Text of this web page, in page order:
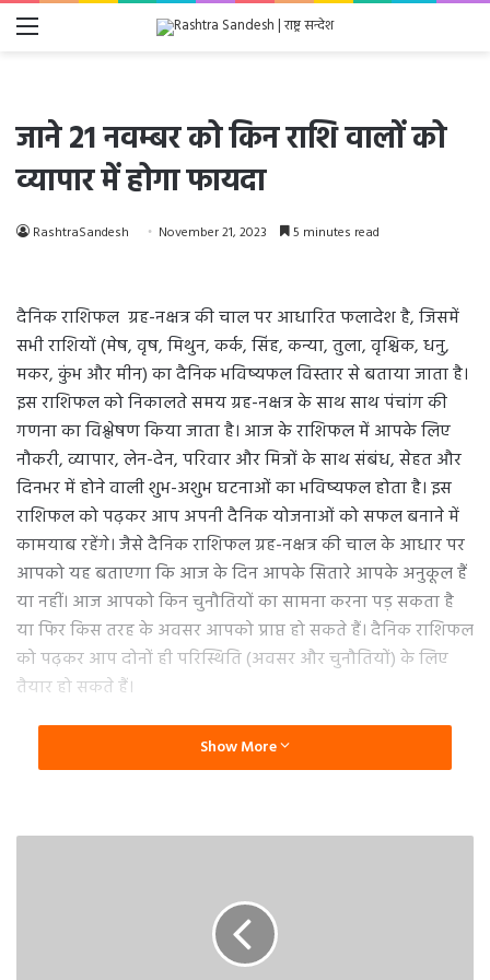
Menu
जाने 21 नवम्बर को किन राशि वालों को
व्यापार में होगा फायदा
RashtraSandesh November 21, 2023 5 minutes read
दैनिक राशिफल ग्रह-नक्षत्र की चाल पर आधारित फलादेश है, जिसमें
सभी राशियों (मेष, वृष, मिथुन, कर्क, सिंह, कन्या, तुला, वृश्चिक, धनु,
मकर, कुंभ और मीन) का दैनिक भविष्यफल विस्तार से बताया जाता है।
इस राशिफल को निकालते समय ग्रह-नक्षत्र के साथ साथ पंचांग की
गणना का विश्लेषण किया जाता है। आज के राशिफल में आपके लिए
नौकरी, व्यापार, लेन-देन, परिवार और मित्रों के साथ संबंध, सेहत और
दिनभर में होने वाली शुभ-अशुभ घटनाओं का भविष्यफल होता है। इस
राशिफल को पढ़कर आप अपनी दैनिक योजनाओं को सफल बनाने में
कामयाब रहेंगे। जैसे दैनिक राशिफल ग्रह-नक्षत्र की चाल के आधार पर
आपको यह बताएगा कि आज के दिन आपके सितारे आपके अनुकूल हैं
या नहीं। आज आपको किन चुनौतियों का सामना करना पड़ सकता है
या फिर किस तरह के अवसर आपको प्राप्त हो सकते हैं। दैनिक राशिफल
को पढ़कर आप दोनों ही परिस्थिति (अवसर और चुनौतियों) के लिए
तैयार हो सकते हैं।
आज का दिन आपके लिए धन-धान्य में वृद्धि लेकर आने वाला है।
सुनने को मिले, तो आप उसे तुरंत आगे ना बढ़ाएं। प्रेम जीवन जी रहे लोग
छोटे-मोटी बात हो सकती है। आप किसी गलत बात के लिए हां मे हां
ना मिलाएं, नहीं तो आपको उसे उताक पाने में समस्या आएगी।
Show More